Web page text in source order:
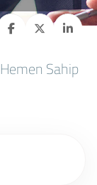
Sahip